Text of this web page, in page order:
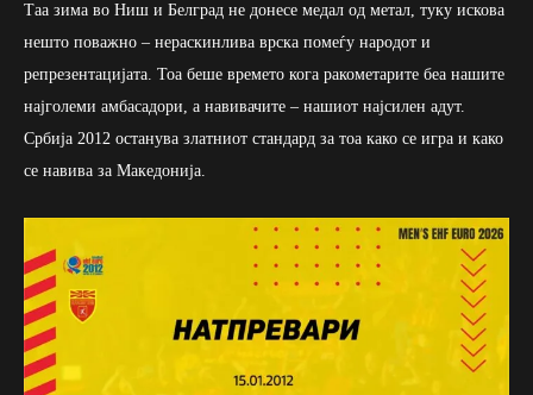
Таа зима во Ниш и Белград не донесе медал од метал, туку искова
нешто поважно – нераскинлива врска помеѓу народот и
репрезентацијата. Тоа беше времето кога ракометарите беа нашите
најголеми амбасадори, а навивачите – нашиот најсилен адут.
Србија 2012 останува златниот стандард за тоа како се игра и како
се навива за Македонија.